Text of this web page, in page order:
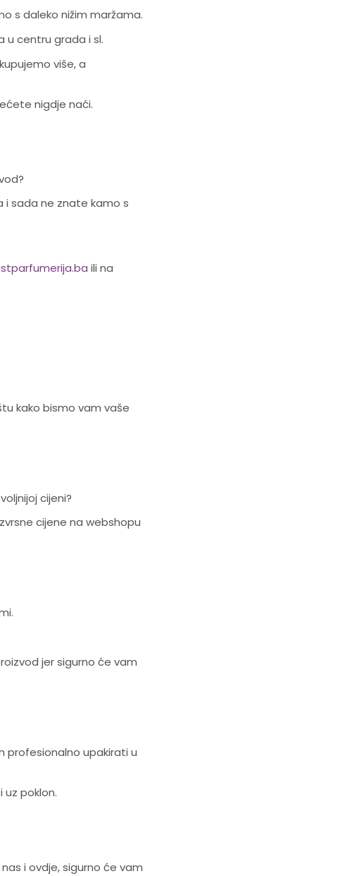
s daleko nižim maržama.
u centru grada i sl.
više, a
nigdje naći.
i sada ne znate kamo s
ili na
kako bismo vam vaše
cijeni?
cijene na webshopu
jer sigurno će vam
profesionalno upakirati u
poklon.
i ovdje, sigurno će vam